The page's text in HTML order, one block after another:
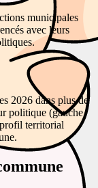
municipales
avec leurs
2026 dans plus de
politique (gauche,
territorial